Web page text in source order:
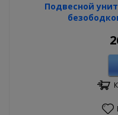
Подвесной